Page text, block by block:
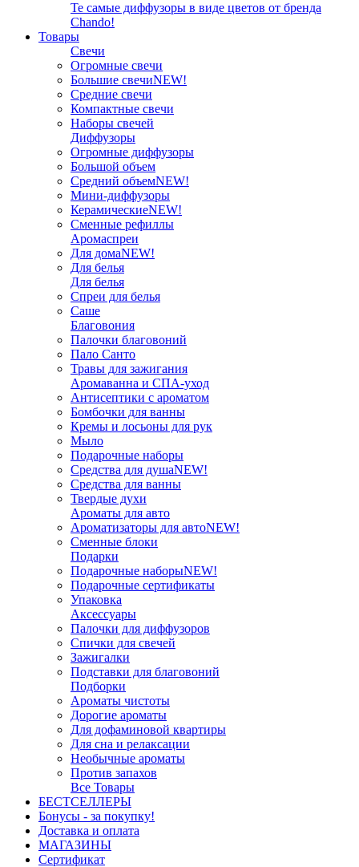
Те самые диффузоры в виде цветов от бренда
Chando!
Товары
Свечи
Огромные свечи
Большие свечиNEW!
Средние свечи
Компактные свечи
Наборы свечей
Диффузоры
Огромные диффузоры
Большой объем
Средний объемNEW!
Мини-диффузоры
КерамическиеNEW!
Сменные рефиллы
Аромаспреи
Для домаNEW!
Для белья
Для белья
Спреи для белья
Саше
Благовония
Палочки благовоний
Пало Санто
Травы для зажигания
Аромаванна и СПА-уход
Антисептики с ароматом
Бомбочки для ванны
Кремы и лосьоны для рук
Мыло
Подарочные наборы
Средства для душаNEW!
Средства для ванны
Твердые духи
Ароматы для авто
Ароматизаторы для автоNEW!
Сменные блоки
Подарки
Подарочные наборыNEW!
Подарочные сертификаты
Упаковка
Аксессуары
Палочки для диффузоров
Спички для свечей
Зажигалки
Подставки для благовоний
Подборки
Ароматы чистоты
Дорогие ароматы
Для дофаминовой квартиры
Для сна и релаксации
Необычные ароматы
Против запахов
Все Товары
БЕСТСЕЛЛЕРЫ
Бонусы - за покупку!
Доставка и оплата
МАГАЗИНЫ
Cертификат